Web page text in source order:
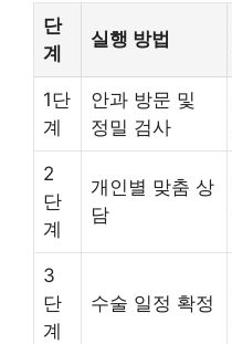
단
계
실행 방법
1단
계
안과 방문 및
정밀 검사
2
단
계
개인별 맞춤 상
담
3
단
계
수술 일정 확정